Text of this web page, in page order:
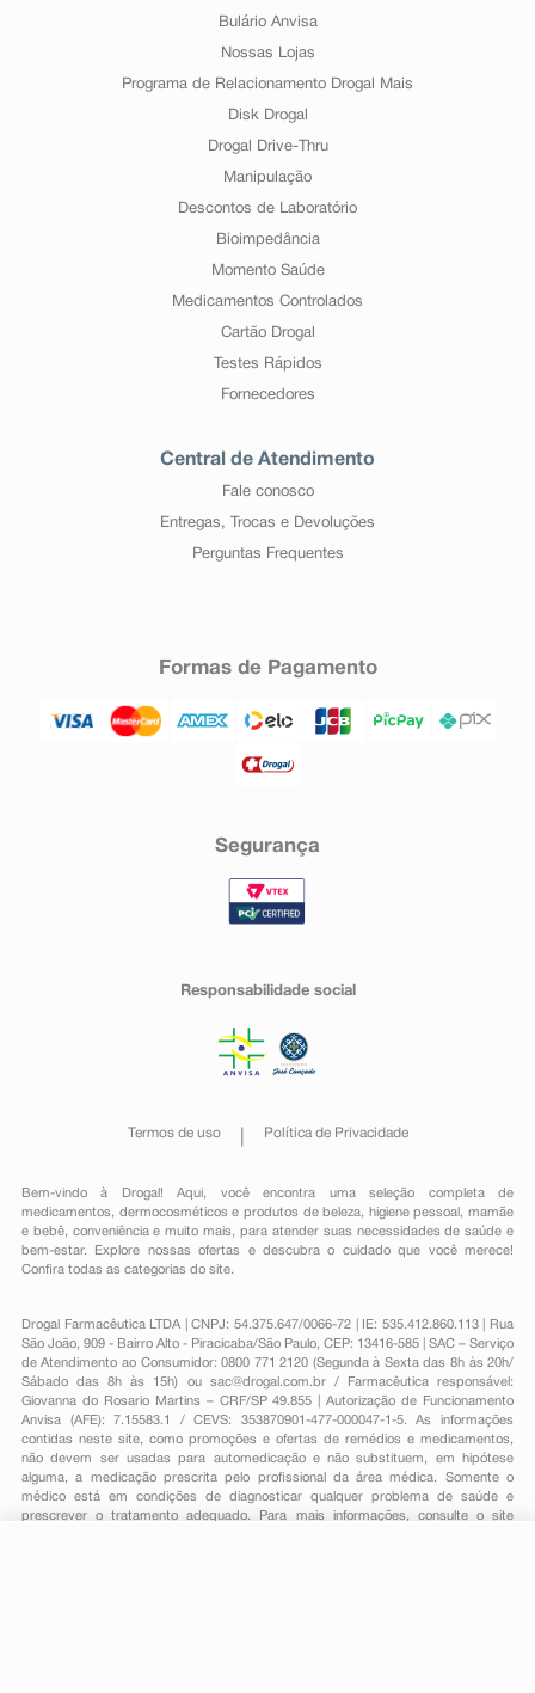
Bulário Anvisa
Nossas Lojas
Programa de Relacionamento Drogal Mais
Disk Drogal
Drogal Drive-Thru
Manipulação
Descontos de Laboratório
Bioimpedância
Momento Saúde
Medicamentos Controlados
Cartão Drogal
Testes Rápidos
Fornecedores
Central de Atendimento
Fale conosco
Entregas, Trocas e Devoluções
Perguntas Frequentes
Formas de Pagamento
Segurança
Responsabilidade social
Termos de uso Política de Privacidade
Bem-vindo à Drogal! Aqui, você encontra uma seleção completa de
medicamentos , dermocosméticos e produtos de beleza, higiene pessoal ,mamãe
e bebê, conveniênciae muito mais, para atender suas necessidades de saúde e
bem-estar. Explore nossas ofertas e descubra o cuidado que você merece!
Confira todas as categorias do site.
Drogal Farmacêutica LTDA | CNPJ: 54.375.647/0066-72 | IE: 535.412.860.113 | Rua
São João, 909 - Bairro Alto - Piracicaba/São Paulo, CEP: 13416-585 | SAC – Serviço
de Atendimento ao Consumidor: 0800 771 2120 (Segunda à Sexta das 8h às 20h/
Sábado das 8h às 15h) ou sac@drogal.com.br/ Farmacêutica responsável:
Giovanna do Rosario Martins – CRF/SP 49.855 | Autorização de Funcionamento
Anvisa (AFE): 7.15583.1 / CEVS: 353870901-477-000047-1-5. As informações
contidas neste site, como promoções e ofertas de remédios e medicamentos,
não devem ser usadas para automedicação e não substituem, em hipótese
alguma, a medicação prescrita pelo profissional da área médica. Somente o
médico está em condições de diagnosticar qualquer problema de saúde e
prescrever o tratamento adequado. Para mais informações, consulte o site